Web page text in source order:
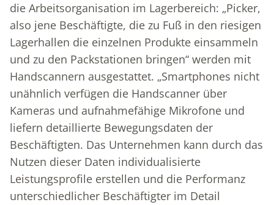
die Arbeitsorganisation im Lagerbereich: „Picker,
also jene Beschäftigte, die zu Fuß in den riesigen
Lagerhallen die einzelnen Produkte einsammeln
und zu den Packstationen bringen“ werden mit
Handscannern ausgestattet. „Smartphones nicht
unähnlich verfügen die Handscanner über
Kameras und aufnahmefähige Mikrofone und
liefern detaillierte Bewegungsdaten der
Beschäftigten. Das Unternehmen kann durch das
Nutzen dieser Daten individualisierte
Leistungsprofile erstellen und die Performanz
unterschiedlicher Beschäftigter im Detail